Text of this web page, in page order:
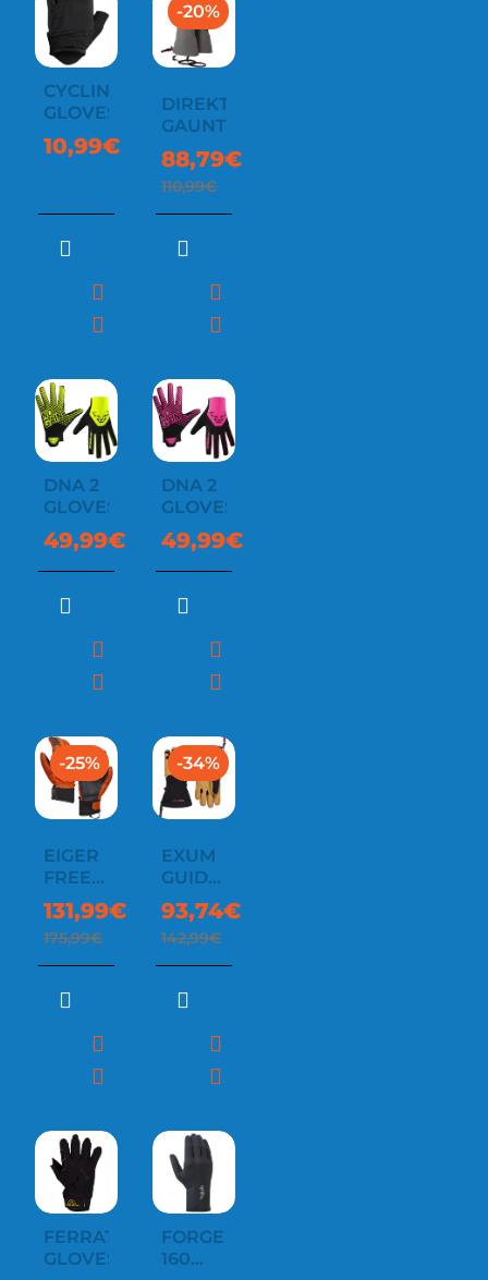
CYCLING
GLOVES
10,99€
-20%
DIREKT
GAUNTLET
88,79€
110,99€
DNA 2
GLOVES
49,99€
DNA 2
GLOVES
49,99€
-25%
EIGER
FREE
GLOVE
131,99€
175,99€
-34%
EXUM
GUIDE
GLOVE
93,74€
142,99€
FERRATA
GLOVES
FORGE
160